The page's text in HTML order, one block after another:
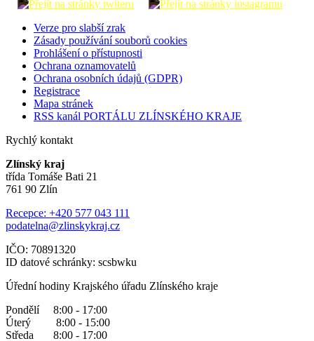
Verze pro slabší zrak
Zásady používání souborů cookies
Prohlášení o přístupnosti
Ochrana oznamovatelů
Ochrana osobních údajů (GDPR)
Registrace
Mapa stránek
RSS kanál PORTÁLU ZLÍNSKÉHO KRAJE
Rychlý kontakt
Zlínský kraj
třída Tomáše Bati 21
761 90 Zlín
Recepce: +420 577 043 111
podatelna@zlinskykraj.cz
IČO: 70891320
ID datové schránky: scsbwku
Úřední hodiny Krajského úřadu Zlínského kraje
Pondělí 8:00 - 17:00
Úterý 8:00 - 15:00
Středa 8:00 - 17:00